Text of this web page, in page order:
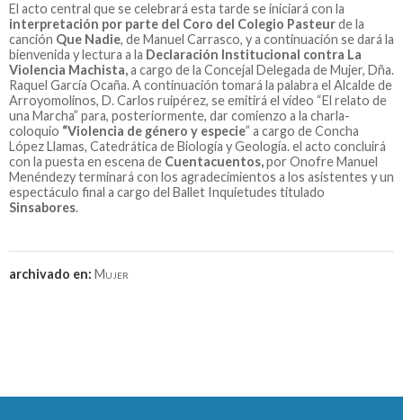
El acto central que se celebrará esta tarde se iniciará con la
interpretación por parte del Coro del Colegio Pasteurde la
canción Que Nadie, de Manuel Carrasco, y a continuación se dará la
bienvenida y lectura a la Declaración Institucional contra La
Violencia Machista,a cargo de la Concejal Delegada de Mujer, Dña.
Raquel García Ocaña. A continuación tomará la palabra el Alcalde de
Arroyomolinos, D. Carlos ruipérez, se emitirá el vídeo “El relato de
una Marcha” para, posteriormente, dar comienzo a la charla-
coloquio “Violencia de género y especie” a cargo de Concha
López Llamas, Catedrática de Biología y Geología. el acto concluirá
con la puesta en escena de Cuentacuentos,por Onofre Manuel
Menéndezy terminará con los agradecimientos a los asistentes y un
espectáculo final a cargo del Ballet Inquietudes titulado
Sinsabores.
archivado en: Mujer